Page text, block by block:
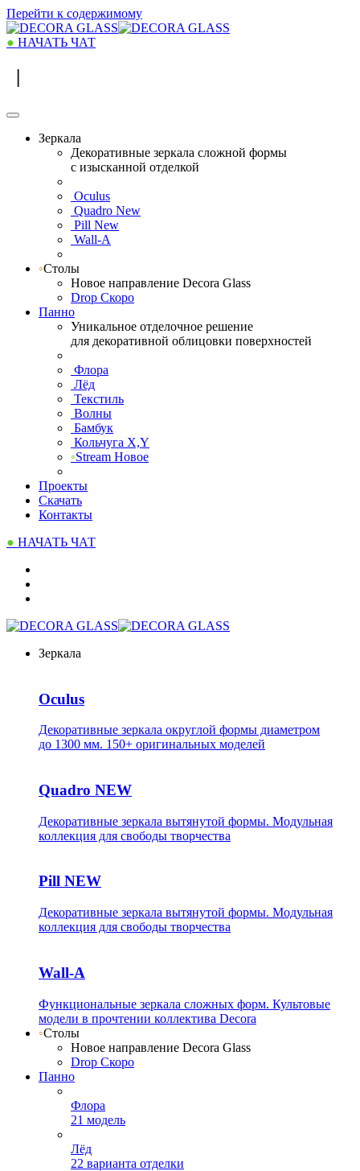
Перейти к содержимому
● НАЧАТЬ ЧАТ
|
Зеркала
Декоративные зеркала сложной формы
с изысканной отделкой
Oculus
Quadro New
Pill New
Wall-A
◦Столы
Новое направление Decora Glass
Drop Скоро
Панно
Уникальное отделочное решение
для декоративной облицовки поверхностей
Флора
Лёд
Текстиль
Волны
Бамбук
Кольчуга X,Y
◦Stream Новое
Проекты
Скачать
Контакты
● НАЧАТЬ ЧАТ
Зеркала
Oculus
Декоративные зеркала округлой формы диаметром
до 1300 мм. 150+ оригинальных моделей
Quadro NEW
Декоративные зеркала вытянутой формы. Модульная
коллекция для свободы творчества
Pill NEW
Декоративные зеркала вытянутой формы. Модульная
коллекция для свободы творчества
Wall-A
Функциональные зеркала сложных форм. Культовые
модели в прочтении коллектива Decora
◦Столы
Новое направление Decora Glass
Drop Скоро
Панно
Флора
21 модель
Лёд
22 варианта отделки